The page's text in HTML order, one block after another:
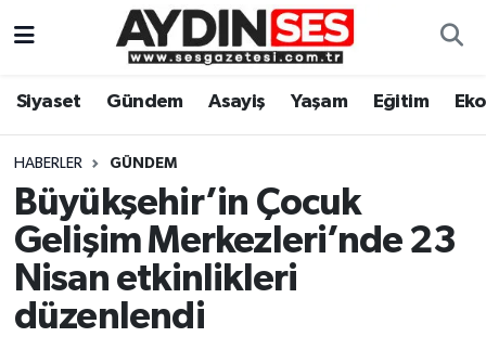
Siyaset Gündem Asayiş Yaşam Eğitim
HABERLER GÜNDEM
Büyükşehir’in Çocuk
Gelişim Merkezleri’nde 23
Nisan etkinlikleri
düzenlendi
Gündem
Siyaset
Ekonomi
Aydın Hava Durumu
Aydin Namaz Vakitleri
Aydın Trafik Yoğunluk Haritası
Süper Lig Puan Durumu ve Fikstür